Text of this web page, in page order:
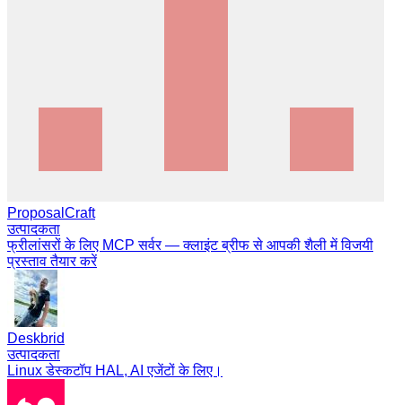
ProposalCraft
उत्पादकता
फ्रीलांसरों के लिए MCP सर्वर — क्लाइंट ब्रीफ से आपकी शैली में विजयी
प्रस्ताव तैयार करें
Deskbrid
उत्पादकता
Linux डेस्कटॉप HAL, AI एजेंटों के लिए।